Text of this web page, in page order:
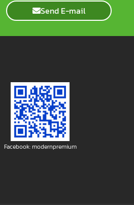
Send E-mail
Facebook: modernpremium